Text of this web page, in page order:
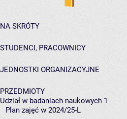
NA SKRÓTY
STUDENCI, PRACOWNICY
JEDNOSTKI ORGANIZACYJNE
PRZEDMIOTY
Udział w badaniach naukowych 1
Plan zajęć w 2024/25-L